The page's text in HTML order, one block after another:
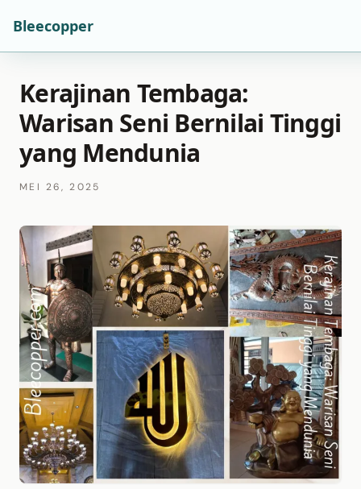
Bleecopper
Kerajinan Tembaga:
Warisan Seni Bernilai Tinggi
yang Mendunia
MEI 26, 2025